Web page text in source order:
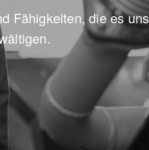
Fähigkeiten, die es uns